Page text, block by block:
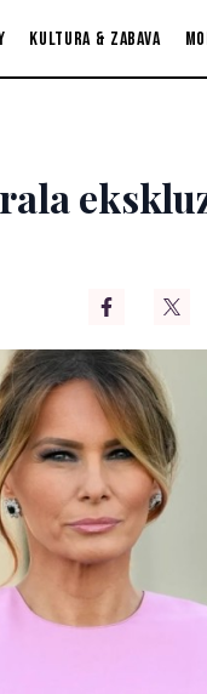
Kultura & zabava